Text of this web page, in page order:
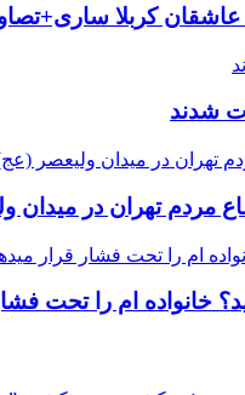
کربلا
شدند
مردم تهران در میدان
خانواده ام را‌ تحت